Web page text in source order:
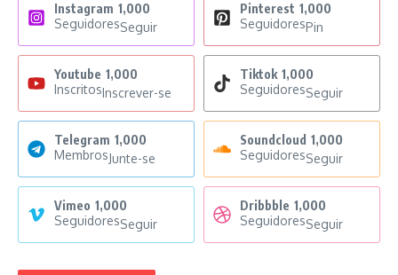
Instagram 1,000
SeguidoresSeguir
Pinterest 1,000
SeguidoresPin
Youtube 1,000
InscritosInscrever-se
Tiktok 1,000
SeguidoresSeguir
Telegram 1,000
MembrosJunte-se
Soundcloud 1,000
SeguidoresSeguir
Vimeo 1,000
SeguidoresSeguir
Dribbble 1,000
SeguidoresSeguir